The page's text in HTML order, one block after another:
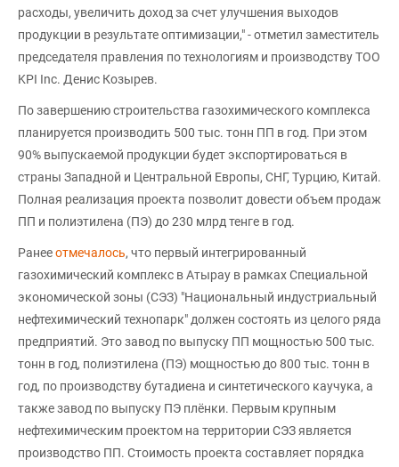
расходы, увеличить доход за счет улучшения выходов
продукции в результате оптимизации," - отметил заместитель
председателя правления по технологиям и производству ТОО
KPI Inc. Денис Козырев.
По завершению строительства газохимического комплекса
планируется производить 500 тыс. тонн ПП в год. При этом
90% выпускаемой продукции будет экспортироваться в
страны Западной и Центральной Европы, СНГ, Турцию, Китай.
Полная реализация проекта позволит довести объем продаж
ПП и полиэтилена (ПЭ) до 230 млрд тенге в год.
Ранееотмечалось, что первый интегрированный
газохимический комплекс в Атырау в рамках Специальной
экономической зоны (СЭЗ) "Национальный индустриальный
нефтехимический технопарк" должен состоять из целого ряда
предприятий. Это завод по выпуску ПП мощностью 500 тыс.
тонн в год, полиэтилена (ПЭ) мощностью до 800 тыс. тонн в
год, по производству бутадиена и синтетического каучука, а
также завод по выпуску ПЭ плёнки. Первым крупным
нефтехимическим проектом на территории СЭЗ является
производство ПП. Стоимость проекта составляет порядка